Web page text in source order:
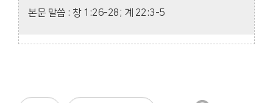
본문 말씀 : 창 1:26-28; 계 22:3-5